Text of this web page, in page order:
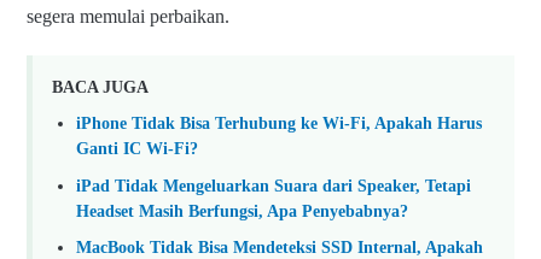
segera memulai perbaikan.
BACA JUGA
iPhone Tidak Bisa Terhubung ke Wi-Fi, Apakah Harus
Ganti IC Wi-Fi?
iPad Tidak Mengeluarkan Suara dari Speaker, Tetapi
Headset Masih Berfungsi, Apa Penyebabnya?
MacBook Tidak Bisa Mendeteksi SSD Internal, Apakah